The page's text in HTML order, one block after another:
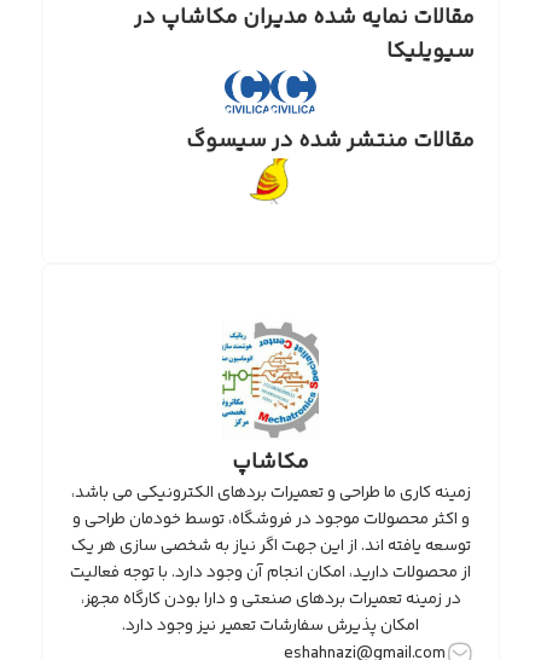
مقالات نمایه شده مدیران مکاشاپ در
سیویلیکا
مقالات منتشر شده در سیسوگ
مکاشاپ
زمینه کاری ما طراحی و تعمیرات بردهای الکترونیکی می باشد،
و اکثر محصولات موجود در فروشگاه، توسط خودمان طراحی و
توسعه یافته اند. از این جهت اگر نیاز به شخصی سازی هر یک
از محصولات دارید، امکان انجام آن وجود دارد. با توجه فعالیت
در زمینه تعمیرات بردهای صنعتی و دارا بودن کارگاه مجهز،
امکان پذیرش سفارشات تعمیر نیز وجود دارد.
eshahnazi@gmail.com